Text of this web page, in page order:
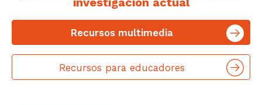
Recursos multimedia
Recursos para educadores